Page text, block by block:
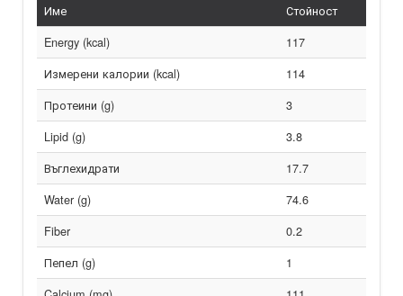
Име
Стойност
Energy (kcal)
117
Измерени калории (kcal)
114
Протеини (g)
3
Lipid (g)
3.8
Въглехидрати
17.7
Water (g)
74.6
Fiber
0.2
Пепел (g)
1